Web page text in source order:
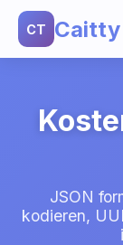
CT Caitty
Daten-Tools
JSON
kodieren,